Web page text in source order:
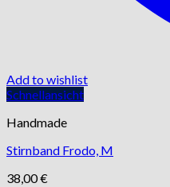
Add to wishlist
Schnellansicht
Handmade
Stirnband Frodo, M
38,00€